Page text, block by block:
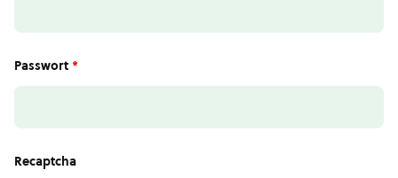
Passwort *
Recaptcha